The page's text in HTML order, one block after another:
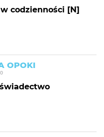
w codzienności [N]
OPOKI